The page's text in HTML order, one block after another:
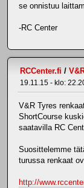
se onnistuu
-RC Center
RCCenter.fi /
19.11.15 - klo:
V&R Tyres
ShortCourse
saatavilla RC
Suosittelemme
turussa renkaat
http://